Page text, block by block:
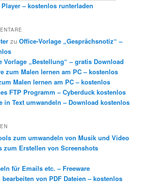
– kostenlos runterladen
zuOffice-Vorlage „Gesprächsnotiz“ –
Vorlage „Bestellung“ – gratis Download
zum Malen lernen am PC – kostenlos
Malen lernen am PC – kostenlos
FTP Programm – Cyberduck kostenlos
in Text umwandeln – Download kostenlos
zum umwandeln von Musik und Video
zum Erstellen von Screenshots
für Emails etc. – Freeware
von PDF Dateien – kostenlos